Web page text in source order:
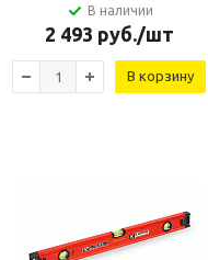
В наличии
2 493 руб./шт
В корзину